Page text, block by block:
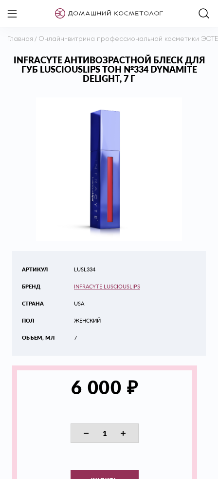
Главная / Онлайн-витрина профессиональной косметики
INFRACYTE АНТИВОЗРАСТНОЙ БЛЕСК ДЛЯ
ГУБ LUSCIOUSLIPS ТОН №334 DYNAMITE
DELIGHT, 7 Г
АРТИКУЛ
БРЕНД
СТРАНА
ПОЛ
ОБЪЕМ, МЛ
LUSL334
INFRACYTE LUSCIOUSLIPS
USA
ЖЕНСКИЙ
7
6 000 ₽